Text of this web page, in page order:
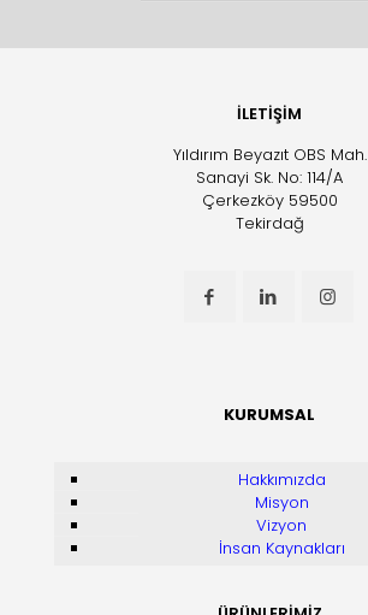
İLETİŞİM
Yıldırım Beyazıt OBS Mah.
Sanayi Sk. No: 114/A
Çerkezköy 59500
Tekirdağ
KURUMSAL
Hakkımızda
Misyon
Vizyon
İnsan Kaynakları